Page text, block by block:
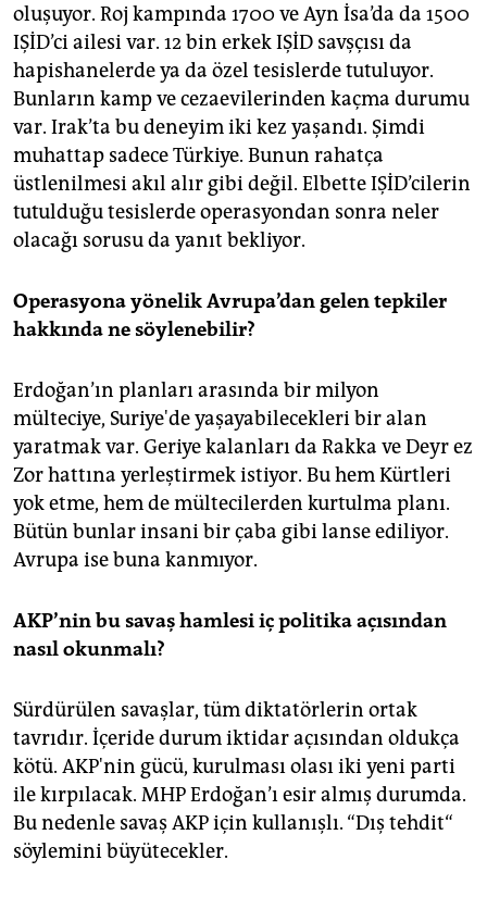
oluşuyor. Roj kampında 1700 ve Ayn İsa’da da 1500
IŞİD’ci ailesi var. 12 bin erkek IŞİD savşçısı da
hapishanelerde ya da özel tesislerde tutuluyor.
Bunların kamp ve cezaevilerinden kaçma durumu
var. Irak’ta bu deneyim iki kez yaşandı. Şimdi
muhattap sadece Türkiye. Bunun rahatça
üstlenilmesi akıl alır gibi değil. Elbette IŞİD’cilerin
tutulduğu tesislerde operasyondan sonra neler
olacağı sorusu da yanıt bekliyor.
Operasyona yönelik Avrupa’dan gelen tepkiler
hakkında ne söylenebilir?
Erdoğan’ın planları arasında bir milyon
mülteciye, Suriye'de yaşayabilecekleri bir alan
yaratmak var. Geriye kalanları da Rakka ve Deyr ez
Zor hattına yerleştirmek istiyor. Bu hem Kürtleri
yok etme, hem de mültecilerden kurtulma planı.
Bütün bunlar insani bir çaba gibi lanse ediliyor.
Avrupa ise buna kanmıyor.
AKP’nin bu savaş hamlesi iç politika açısından
nasıl okunmalı?
Sürdürülen savaşlar, tüm diktatörlerin ortak
tavrıdır. İçeride durum iktidar açısından oldukça
kötü. AKP'nin gücü, kurulması olası iki yeni parti
ile kırpılacak. MHP Erdoğan’ı esir almış durumda.
Bu nedenle savaş AKP için kullanışlı. “Dış tehdit“
söylemini büyütecekler.